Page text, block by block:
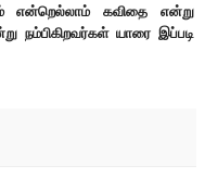
என்றெல்லாம் கவிதை என்று
நம்பிகிறவர்கள் யாரை இப்படி